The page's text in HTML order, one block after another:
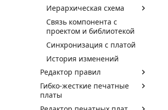
Иерархическая схема
Связь компонента с
проектом и библиотекой
Синхронизация с платой
История изменений
Редактор правил
Гибко-жесткие печатные
платы